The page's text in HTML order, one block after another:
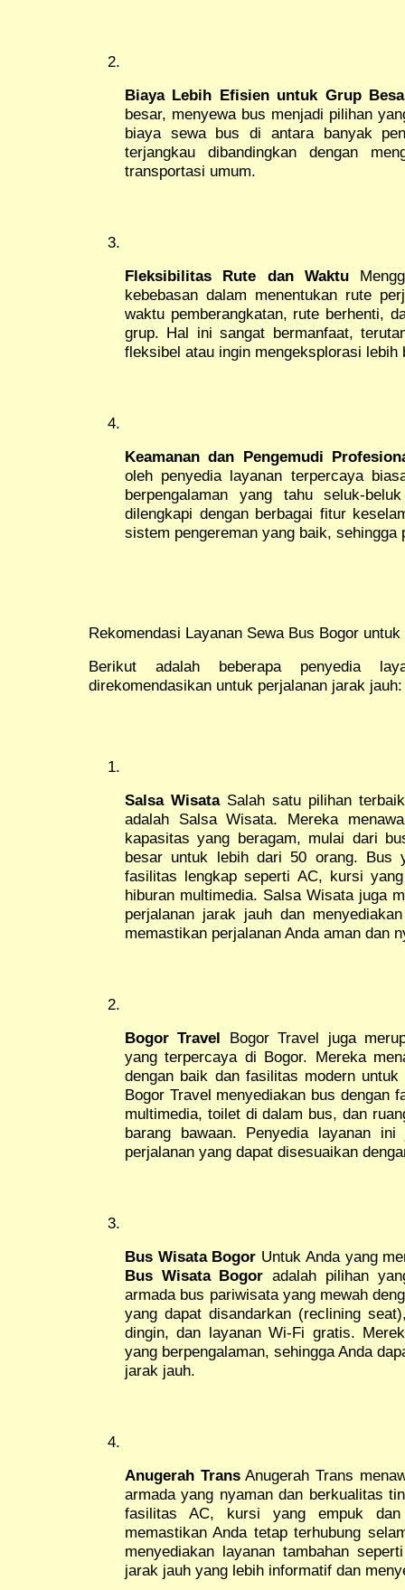
Biaya Lebih Efisien untuk Grup
besar, menyewa bus menjadi pilihan
biaya sewa bus di antara banyak
terjangkau dibandingkan dengan
transportasi umum.
Fleksibilitas Rute dan Waktu
kebebasan dalam menentukan rute
waktu pemberangkatan, rute berhenti,
grup. Hal ini sangat bermanfaat,
fleksibel atau ingin mengeksplorasi lebih
Keamanan dan Pengemudi
oleh penyedia layanan terpercaya
berpengalaman yang tahu seluk-
dilengkapi dengan berbagai fitur
sistem pengereman yang baik, sehingga
Rekomendasi Layanan Sewa Bus Bogor
Berikut adalah beberapa penyedia
direkomendasikan untuk perjalanan jarak jauh:
Salsa WisataSalah satu pilihan
adalah Salsa Wisata. Mereka
kapasitas yang beragam, mulai dari
besar untuk lebih dari 50 orang. Bus
fasilitas lengkap seperti AC, kursi
hiburan multimedia. Salsa Wisata juga
perjalanan jarak jauh dan
memastikan perjalanan Anda aman dan
Bogor Travel Bogor Travel juga
yang terpercaya di Bogor. Mereka
dengan baik dan fasilitas modern
Bogor Travel menyediakan bus dengan
multimedia, toilet di dalam bus, dan
barang bawaan. Penyedia layanan
perjalanan yang dapat disesuaikan
Bus Wisata Bogor Untuk Anda yang
Bus Wisata Bogor adalah pilihan
armada bus pariwisata yang mewah
yang dapat disandarkan (reclining
dingin, dan layanan Wi-Fi gratis.
yang berpengalaman, sehingga Anda
jarak jauh.
Anugerah TransAnugerah Trans
armada yang nyaman dan berkualitas
fasilitas AC, kursi yang empuk
memastikan Anda tetap terhubung
menyediakan layanan tambahan
jarak jauh yang lebih informatif dan